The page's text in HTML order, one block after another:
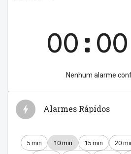
Nenhum alarme
Alarmes Rápidos
5 min 10 min 15 min 20